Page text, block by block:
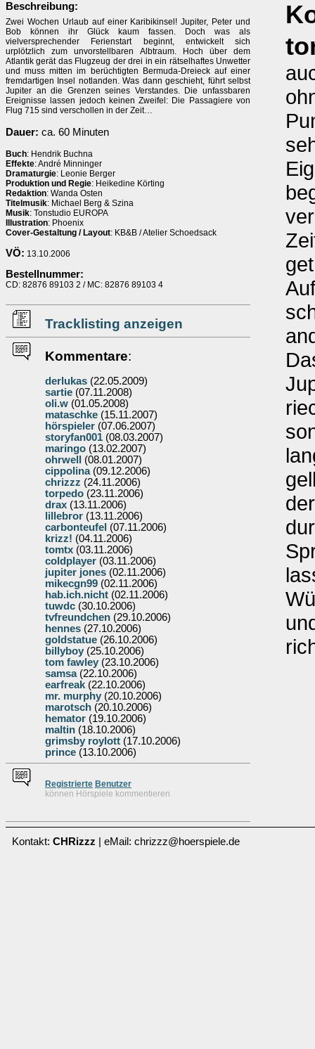
Beschreibung:
Zwei Wochen Urlaub auf einer Karibikinsel! Jupiter, Peter und
Bob können ihr Glück kaum fassen. Doch was als
vielversprechender Ferienstart beginnt, entwickelt sich
urplötzlich zum unvorstellbaren Albtraum. Hoch über dem
Atlantik gerät das Flugzeug der drei in ein rätselhaftes Unwetter
und muss mitten im berüchtigten Bermuda-Dreieck auf einer
fremdartigen Insel notlanden. Was dann geschieht, führt selbst
Jupiter an die Grenzen seines Verstandes. Die unfassbaren
Ereignisse lassen jedoch keinen Zweifel: Die Passagiere von
Flug 715 sind verschollen in der Zeit…
Dauer: ca. 60 Minuten
Buch: Hendrik Buchna
Effekte: André Minninger
Dramaturgie: Leonie Berger
Produktion und Regie: Heikedine Körting
Redaktion: Wanda Osten
Titelmusik: Michael Berg & Szina
Musik: Tonstudio EUROPA
Illustration: Phoenix
Cover-Gestaltung / Layout: KB&B / Atelier Schoedsack
VÖ: 13.10.2006
Bestellnummer:
CD: 82876 89103 2 / MC: 82876 89103 4
Tracklisting anzeigen
Kommentare:
derlukas (22.05.2009)
sartie (07.11.2008)
oli.w (01.05.2008)
mataschke (15.11.2007)
hörspieler (07.06.2007)
storyfan001 (08.03.2007)
maringo (13.02.2007)
ohrwell
(08.01.2007)
cippolina(09.12.2006)
chrizzz (24.11.2006)
torpedo (23.11.2006)
drax (13.11.2006)
lillebror (13.11.2006)
carbonteufel (07.11.2006)
krizz! (04.11.2006)
tomtx (03.11.2006)
coldplayer (03.11.2006)
jupiter jones (02.11.2006)
mikecgn99 (02.11.2006)
hab.ich.nicht (02.11.2006)
tuwdc (30.10.2006)
tvfreundchen (29.10.2006)
hennes (27.10.2006)
goldstatue (26.10.2006)
billyboy (25.10.2006)
tom fawley (23.10.2006)
samsa(22.10.2006)
earfreak (22.10.2006)
mr. murphy (20.10.2006)
marotsch (20.10.2006)
hemator (19.10.2006)
maltin (18.10.2006)
grimsby roylott (17.10.2006)
prince (13.10.2006)
Registrierte Benutzer
können Hörspiele kommentieren
Kontakt: CHRizzz | eMail: chrizzz@hoerspiele.de